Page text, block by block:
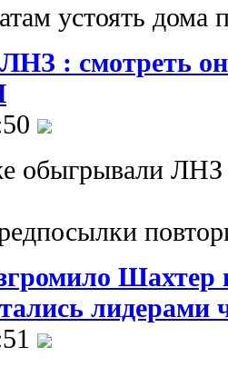
устоять
: смотреть
обыгрывали ЛНЗ
Шахтер
лидерами